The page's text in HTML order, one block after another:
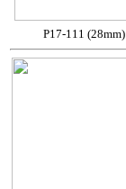
P17-111 (28mm)